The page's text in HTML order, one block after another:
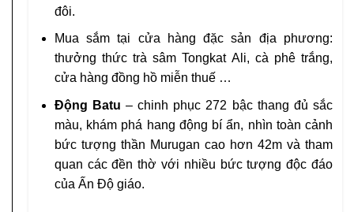
đôi.
Mua sắm tại cửa hàng đặc sản địa phương:
thưởng thức trà sâm Tongkat Ali, cà phê trắng,
cửa hàng đồng hồ miễn thuế …
Động Batu – chinh phục 272 bậc thang đủ sắc
màu, khám phá hang động bí ẩn, nhìn toàn cảnh
bức tượng thần Murugan cao hơn 42m và tham
quan các đền thờ với nhiều bức tượng độc đáo
của Ấn Độ giáo.